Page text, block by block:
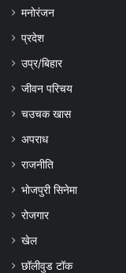
मनोरंजन
प्रदेश
उप्र/बिहार
जीवन परिचय
चउचक खास
अपराध
राजनीति
भोजपुरी सिनेमा
रोजगार
खेल
छॉलीवुड टॉक